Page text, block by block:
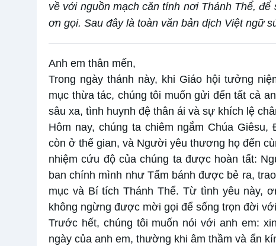
về với nguồn mạch căn tính nơi Thánh Thể,
ơn gọi. Sau đây là toàn văn bản dịch Việt ngữ
Anh em thân mến,
Trong ngày thánh này, khi Giáo hội tưởng
mục thừa tác, chúng tôi muốn gửi đến tất cả
sâu xa, tình huynh đệ thân ái và sự khích lệ
Hôm nay, chúng ta chiêm ngắm Chúa
còn ở thế gian, và Người yêu thương họ đến
nhiệm cứu độ của chúng ta được hoàn tất:
ban chính mình như Tấm bánh được bẻ ra,
mục và Bí tích Thánh Thể. Từ tình yêu này,
không ngừng được mời gọi để sống trọn đời
Trước hết, chúng tôi muốn nói với anh em:
ngày của anh em, thường khi âm thầm và ẩn